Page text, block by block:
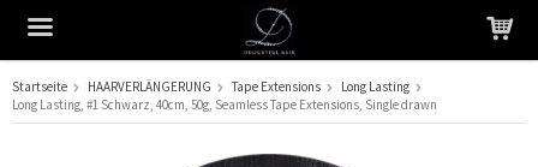
Das Produkt wurde in Ihren Warenkorb gelegt
Startseite HAARVERLÄNGERUNG Tape Extensions
Long Lasting
Long Lasting, #1 Schwarz, 40cm, 50g, Seamless Tape Extensions, Single drawn